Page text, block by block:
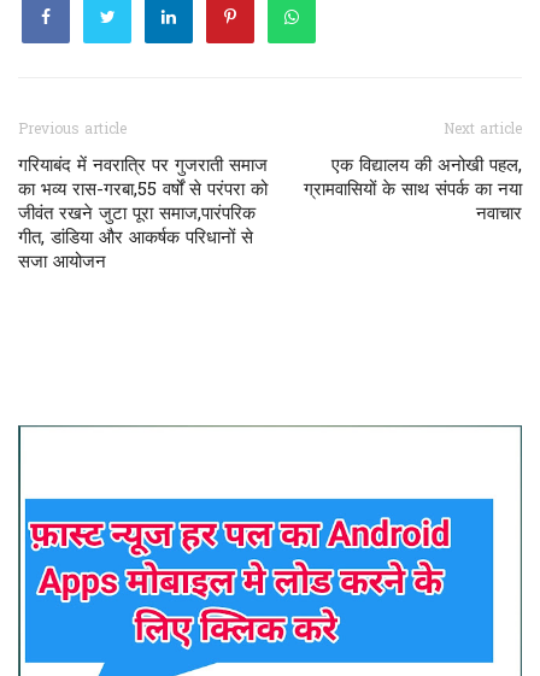
Previous article
गरियाबंद में नवरात्रि पर गुजराती समाज
का भव्य रास-गरबा,55 वर्षों से परंपरा को
जीवंत रखने जुटा पूरा समाज,पारंपरिक
गीत, डांडिया और आकर्षक परिधानों से
सजा आयोजन
Next article
एक विद्यालय की अनोखी पहल,
ग्रामवासियों के साथ संपर्क का नया
नवाचार